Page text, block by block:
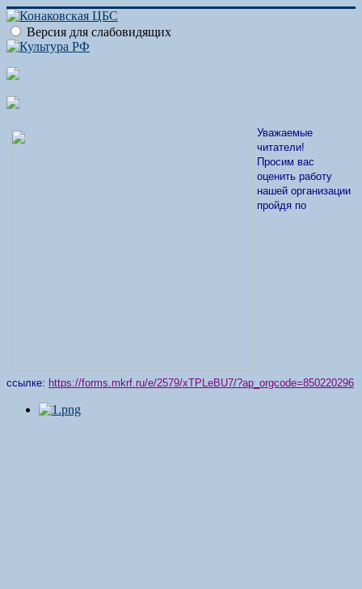
Версия для слабовидящих
Уважаемые
читатели!
Просим вас
оценить работу
нашей организации
пройдя по
ссылке: https://forms.mkrf.ru/e/2579/xTPLeBU7/?ap_orgcode=850220296